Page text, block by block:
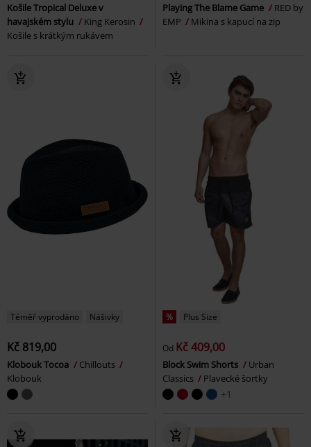
Košile Tropical Deluxe v
havajském stylu
King Kerosin
Košile s krátkým rukávem
Playing The Blame Game
RED by
EMP
Mikina s kapucí na zip
Téměř vyprodáno Nášivky
Kč 819,00
Klobouk Tocoa
Chillouts
Klobouk
% Plus Size
Od Kč 409,00
Block Swim Shorts
Urban
Classics
Plavecké šortky
+1